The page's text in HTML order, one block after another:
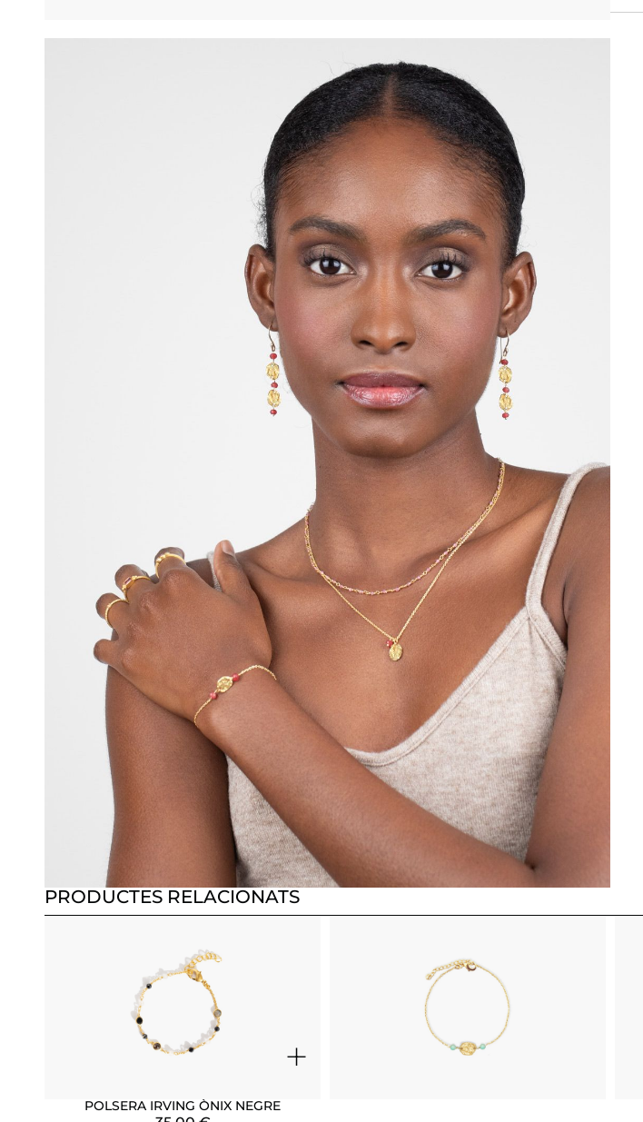
PRODUCTES RELACIONATS
+
POLSERA IRVING ÒNIX NEGRE